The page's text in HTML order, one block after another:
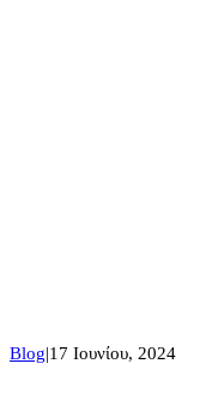
Blog|17 Ιουνίου, 2024